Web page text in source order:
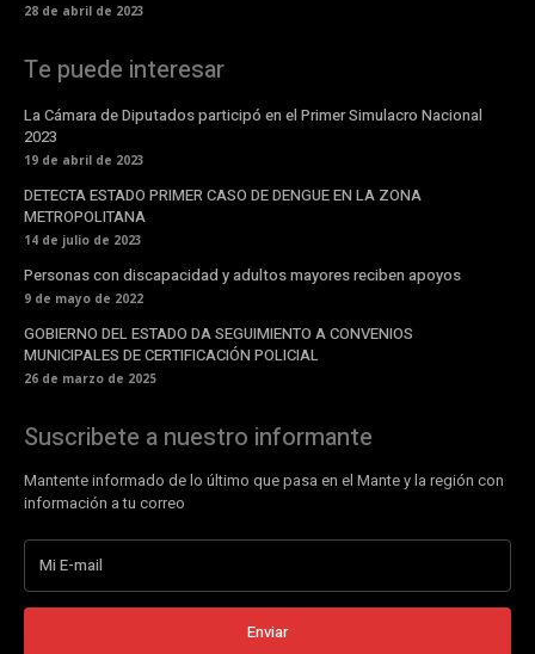
28 de abril de 2023
Te puede interesar
La Cámara de Diputados participó en el Primer Simulacro Nacional
2023
19 de abril de 2023
DETECTA ESTADO PRIMER CASO DE DENGUE EN LA ZONA
METROPOLITANA
14 de julio de 2023
Personas con discapacidad y adultos mayores reciben apoyos
9 de mayo de 2022
GOBIERNO DEL ESTADO DA SEGUIMIENTO A CONVENIOS
MUNICIPALES DE CERTIFICACIÓN POLICIAL
26 de marzo de 2025
Suscribete a nuestro informante
Mantente informado de lo último que pasa en el Mante y la región con
información a tu correo
Enviar